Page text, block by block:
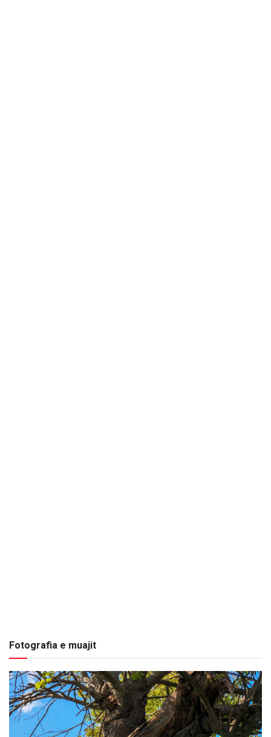
Fotografia e muajit